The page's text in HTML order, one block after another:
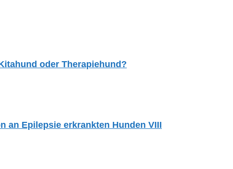
oder Therapiehund?
an Epilepsie erkrankten Hunden VIII